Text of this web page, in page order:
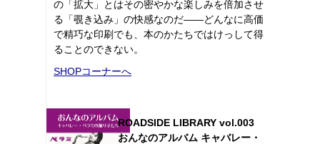
の「拡大」とはその密やかな楽しみを倍加させ
る「覗き込み」の快感なのだ――どんなに高価
で精巧な印刷でも、本のかたちではけっして得
ることのできない。
SHOPコーナーへ
ROADSIDE LIBRARY vol.003
おんなのアルバム キャバレー・